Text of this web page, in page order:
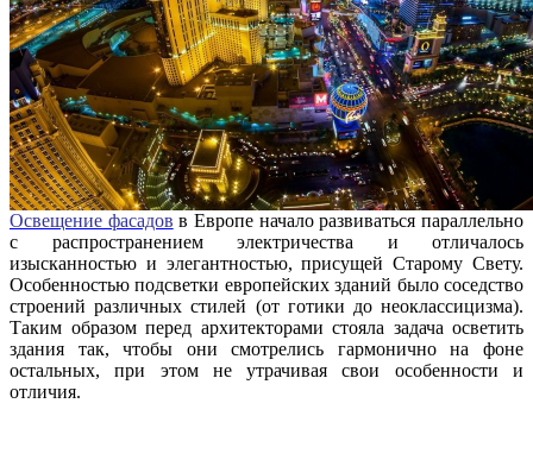
Освещение фасадов в Европе начало развиваться параллельно
с распространением электричества и отличалось
изысканностью и элегантностью, присущей Старому Свету.
Особенностью подсветки европейских зданий было соседство
строений различных стилей (от готики до неоклассицизма).
Таким образом перед архитекторами стояла задача осветить
здания так, чтобы они смотрелись гармонично на фоне
остальных, при этом не утрачивая свои особенности и
отличия.